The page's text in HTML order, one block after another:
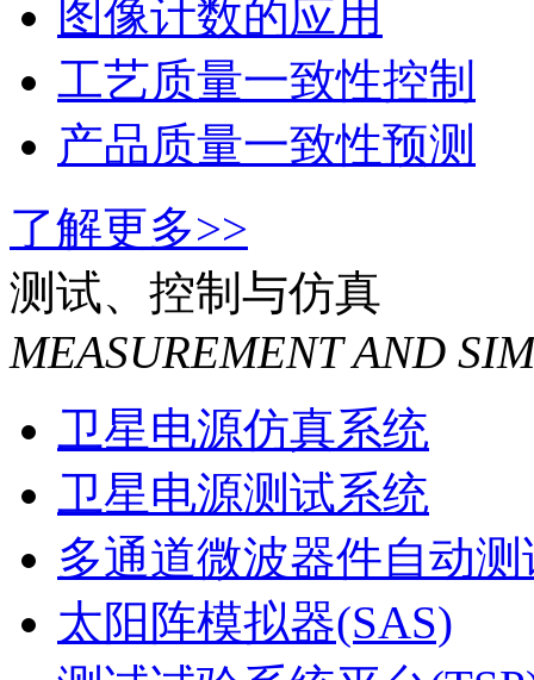
微小器件行业计数问题
图像计数的应用
工艺质量一致性控制
产品质量一致性预测
了解更多>>
测试、控制与仿真
MEASUREMENT AND
卫星电源仿真系统
卫星电源测试系统
多通道微波器件自动测